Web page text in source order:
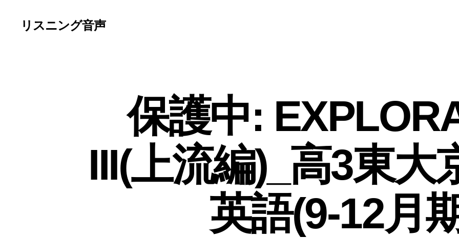
リスニング音声
保護中:
III(上流編)_高3東大
英語(9-12月